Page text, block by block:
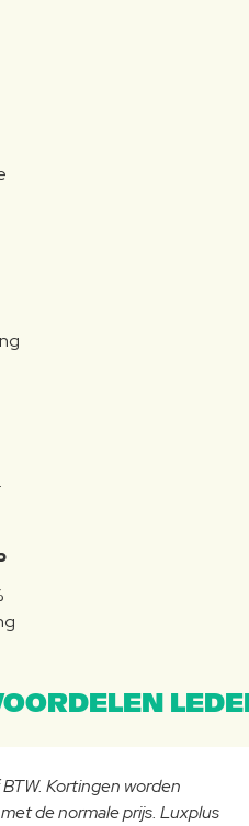
Kortingen worden
de normale prijs. Luxplus